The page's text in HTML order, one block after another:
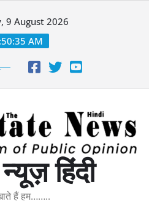
9 August 2026
AM
हिंदी
हैं हम……..